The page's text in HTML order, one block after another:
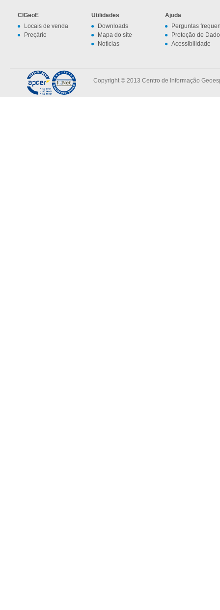
CIGeoE
Locais de venda
Preçário
Utilidades
Downloads
Mapa do site
Notícias
Ajuda
Perguntas
Proteção de
Acessibilidade
Copyright © 2013 Centro de Informação